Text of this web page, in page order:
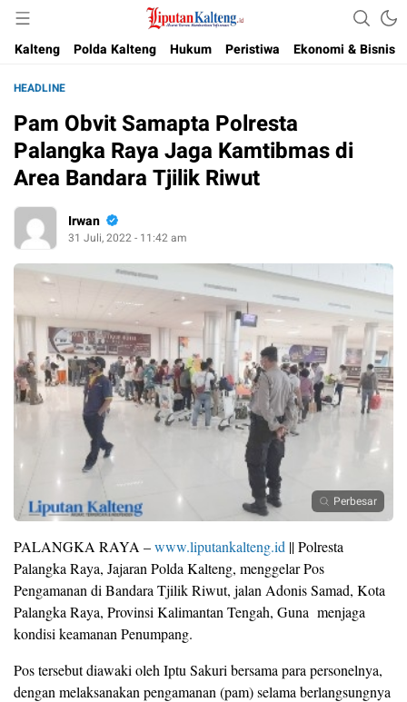
Liputan Kalteng
Akurat, Terpercaya & Independent
Kalteng
Polda Kalteng Hukum Peristiwa Ekonomi & Bisnis
HEADLINE
Pam Obvit Samapta Polresta
Palangka Raya Jaga Kamtibmas di
Area Bandara Tjilik Riwut
Irwan
31 Juli, 2022 - 11:42 am
Perbesar
PALANGKA RAYA –www.liputankalteng.id || Polresta
Palangka Raya, Jajaran Polda Kalteng, menggelar Pos
Pengamanan di Bandara Tjilik Riwut, jalan Adonis Samad, Kota
Palangka Raya, Provinsi Kalimantan Tengah, Guna menjaga
kondisi keamanan Penumpang.
Pos tersebut diawaki oleh Iptu Sakuri bersama para personelnya,
dengan melaksanakan pengamanan (pam) selama berlangsungnya